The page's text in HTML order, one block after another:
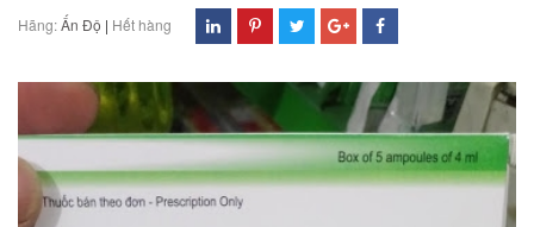
Hãng:Ấn Độ | Hết hàng